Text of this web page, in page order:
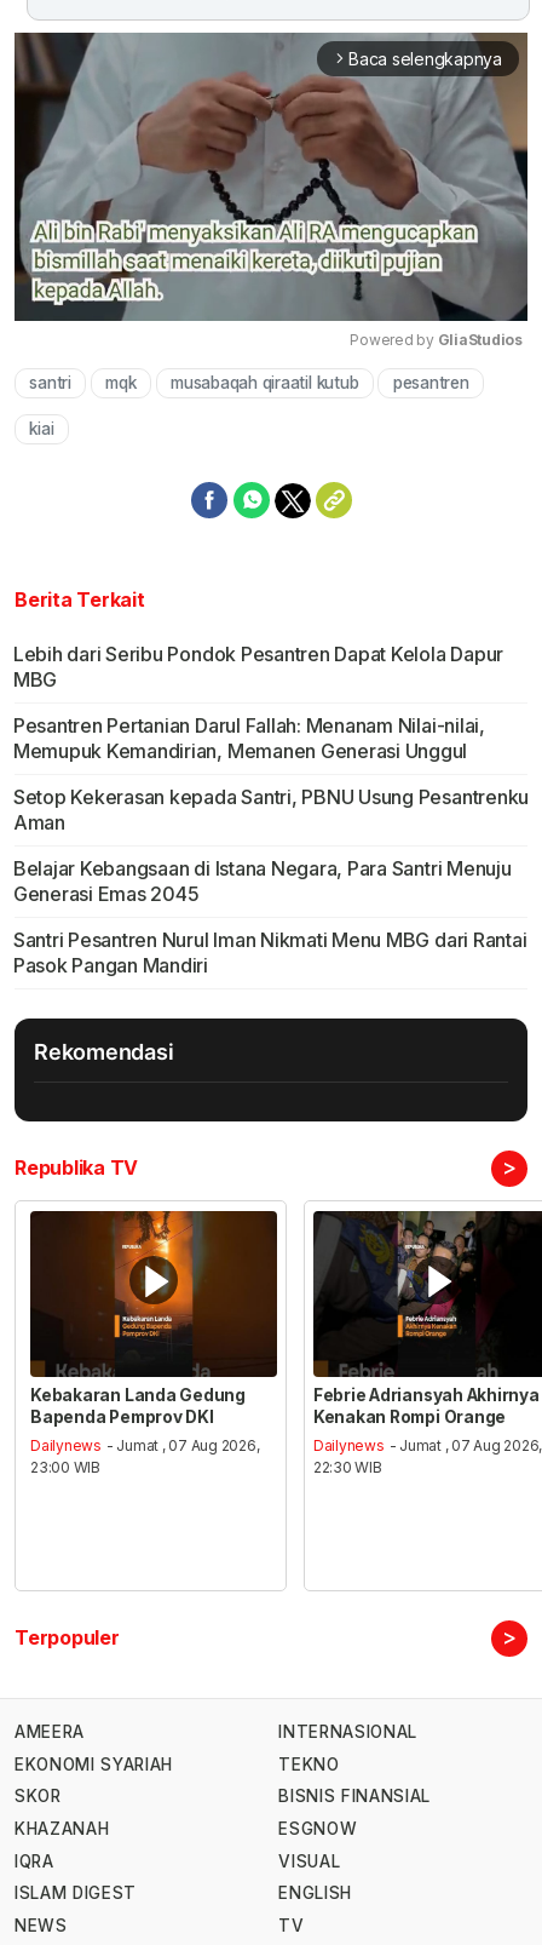
arrow_forward_ios Baca selengkapnya
Mute
Powered by GliaStudios
santri mqk musabaqah qiraatil kutub pesantren
kiai
Berita Terkait
Lebih dari Seribu Pondok Pesantren Dapat Kelola Dapur
MBG
Pesantren Pertanian Darul Fallah: Menanam Nilai-nilai,
Memupuk Kemandirian, Memanen Generasi Unggul
Setop Kekerasan kepada Santri, PBNU Usung Pesantrenku
Aman
Belajar Kebangsaan di Istana Negara, Para Santri Menuju
Generasi Emas 2045
Santri Pesantren Nurul Iman Nikmati Menu MBG dari Rantai
Pasok Pangan Mandiri
Rekomendasi
Republika TV >
Kebakaran Landa Gedung
Bapenda Pemprov DKI
Dailynews - Jumat , 07 Aug 2026,
23:00 WIB
Febrie Adriansyah Akhirnya
Kenakan Rompi Orange
Dailynews - Jumat , 07 Aug 2026,
22:30 WIB
Terpopuler >
AMEERA
EKONOMI SYARIAH
SKOR
KHAZANAH
IQRA
ISLAM DIGEST
NEWS
INTERNASIONAL
TEKNO
BISNIS FINANSIAL
ESGNOW
VISUAL
ENGLISH
TV